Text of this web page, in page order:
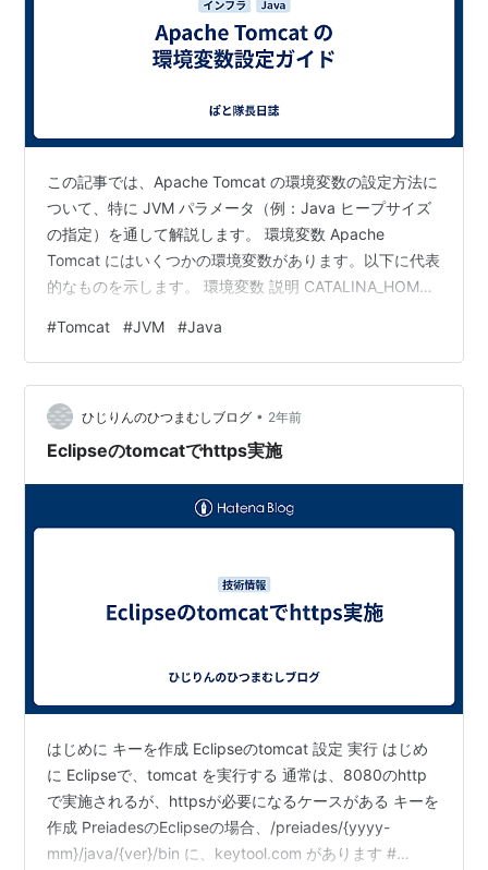
この記事では、Apache Tomcat の環境変数の設定方法に
ついて、特に JVM パラメータ（例：Java ヒープサイズ
の指定）を通して解説します。 環境変数 Apache
Tomcat にはいくつかの環境変数があります。以下に代表
的なものを示します。 環境変数 説明 CATALINA_HOME
Tomcat 起動時に使用する java コマンドの追加オプショ
ン。 Tomcat の環境変数を設定する前に、まずは公式ド
キュメント (RUNNING.txt) の参照を…
#Tomcat #JVM #Java
ひじりんのひつまむしブログ • 2年前
Eclipseのtomcatでhttps実施
はじめに キーを作成 Eclipseのtomcat 設定 実行 はじめ
に Eclipseで、tomcat を実行する 通常は、8080のhttp
で実施されるが、httpsが必要になるケースがある キーを
作成 PreiadesのEclipseの場合、/preiades/{yyyy-
mm}/java/{ver}/bin に、keytool.com があります #